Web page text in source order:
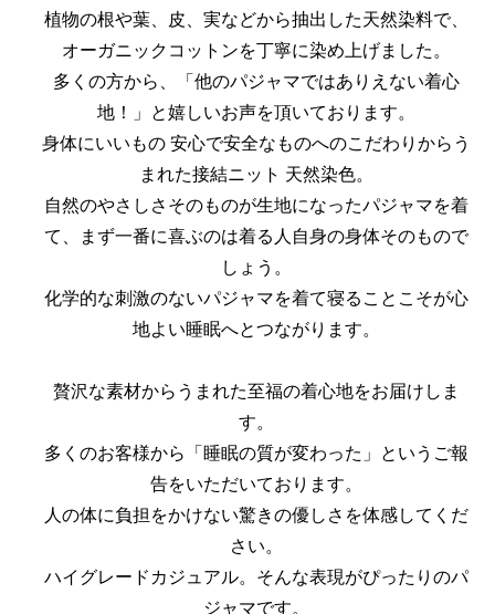
植物の根や葉、皮、実などから抽出した天然染料で、
オーガニックコットンを丁寧に染め上げました。
多くの方から、「他のパジャマではありえない着心
地！」と嬉しいお声を頂いております。
身体にいいもの 安心で安全なものへのこだわりからう
まれた接結ニット 天然染色。
自然のやさしさそのものが生地になったパジャマを着
て、まず一番に喜ぶのは着る人自身の身体そのもので
しょう。
化学的な刺激のないパジャマを着て寝ることこそが心
地よい睡眠へとつながります。
贅沢な素材からうまれた至福の着心地をお届けしま
す。
多くのお客様から「睡眠の質が変わった」というご報
告をいただいております。
人の体に負担をかけない驚きの優しさを体感してくだ
さい。
ハイグレードカジュアル。そんな表現がぴったりのパ
ジャマです。